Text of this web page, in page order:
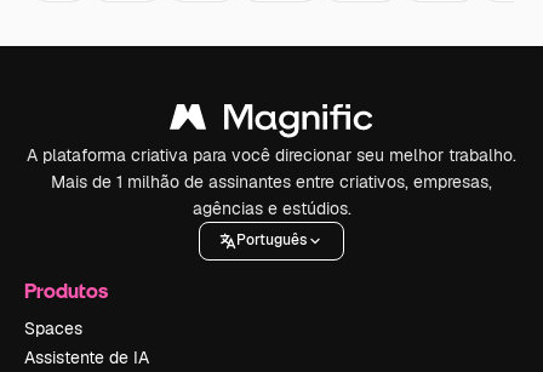
A plataforma criativa para você direcionar seu melhor trabalho.
Mais de 1 milhão de assinantes entre criativos, empresas,
agências e estúdios.
Português
Produtos
Spaces
Assistente de IA